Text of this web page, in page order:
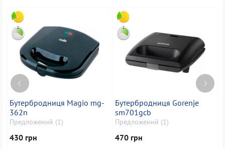
Бутербродниця Magio mg-
362n
Предложений (1)
430 грн
Бутербродниця Gorenje
sm701gcb
Предложений (1)
470 грн